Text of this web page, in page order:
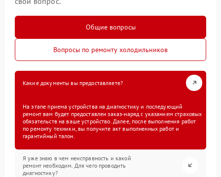
Общие вопросы
Вопросы по ремонту холодильников
Какие документы вы предоставляете?
На этапе приема устройства на диагностику и последующий
ремонт вам будет предоставлен заказ-наряд с указанием страховых
обязательств на ваше устройство. Далее, после выполнения работ
по ремонту техники, вы получите акт выполненных работ и
гарантийный талон.
Я уже знаю в чем неисправность и какой
ремонт необходим. Для чего проводить
диагностику?